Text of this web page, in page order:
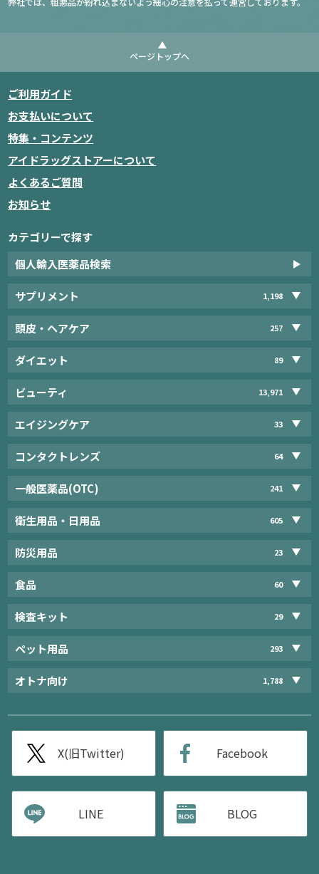
ページトップへ
ご利用ガイド
お支払いについて
特集・コンテンツ
アイドラッグストアーについて
よくあるご質問
お知らせ
カテゴリーで探す
個人輸入医薬品検索
サプリメント 1,198
頭皮・ヘアケア 257
ダイエット 89
ビューティ 13,971
エイジングケア 33
コンタクトレンズ 64
一般医薬品(OTC) 241
衛生用品・日用品 605
防災用品 23
食品 60
検査キット 29
ペット用品 293
オトナ向け 1,788
X(旧Twitter) Facebook
LINE BLOG